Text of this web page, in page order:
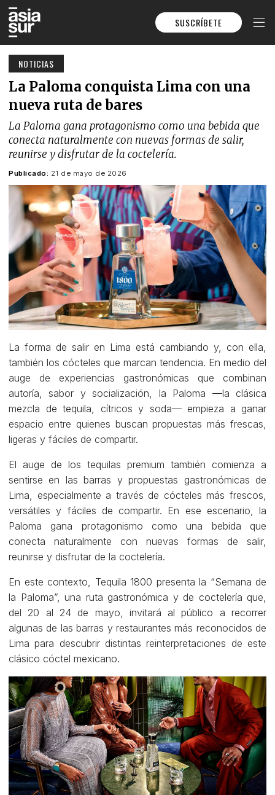
SUSCRÍBETE
NOTICIAS
La Paloma conquista Lima con una
nueva ruta de bares
La Paloma gana protagonismo como una bebida que
conecta naturalmente con nuevas formas de salir,
reunirse y disfrutar de la coctelería.
Publicado: 21 de mayo de 2026
La forma de salir en Lima está cambiando y, con ella,
también los cócteles que marcan tendencia. En medio del
auge de experiencias gastronómicas que combinan
autoría, sabor y socialización, la Paloma —la clásica
mezcla de tequila, cítricos y soda— empieza a ganar
espacio entre quienes buscan propuestas más frescas,
ligeras y fáciles de compartir.
El auge de los tequilas premium también comienza a
sentirse en las barras y propuestas gastronómicas de
Lima, especialmente a través de cócteles más frescos,
versátiles y fáciles de compartir. En ese escenario, la
Paloma gana protagonismo como una bebida que
conecta naturalmente con nuevas formas de salir,
reunirse y disfrutar de la coctelería.
En este contexto, Tequila 1800 presenta la “Semana de
la Paloma”, una ruta gastronómica y de coctelería que,
del 20 al 24 de mayo, invitará al público a recorrer
algunas de las barras y restaurantes más reconocidos de
Lima para descubrir distintas reinterpretaciones de este
clásico cóctel mexicano.